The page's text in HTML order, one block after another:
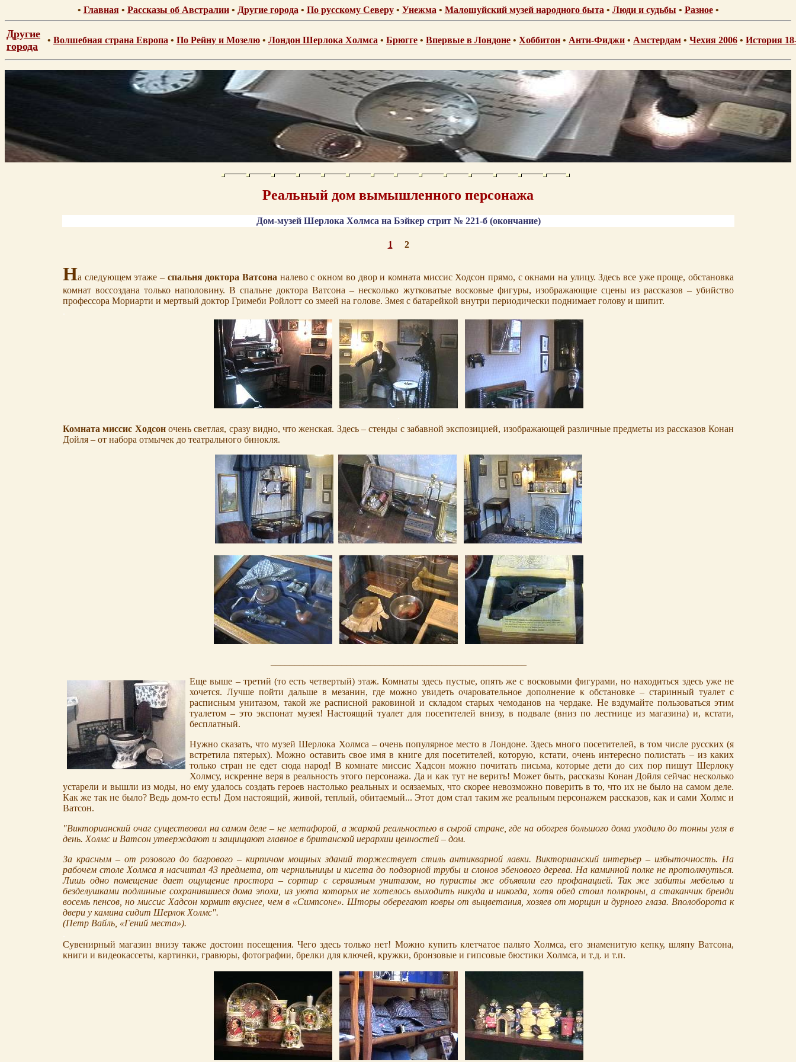
• Главная• Рассказы об Австралии• Другие города • По русскому Северу• Унежма • Малошуйский музей народного быта • Люди и судьбы • Разное•
Другие
города
• Волшебная страна Европа • По Рейну и Мозелю • Лондон Шерлока Холмса • Брюгге • Впервые в Лондоне • Хоббитон • Анти-Фиджи • Амстердам • Чехия 2006 • История
Реальный дом вымышленного персонажа
Дом-музей Шерлока Холмса на Бэйкер стрит № 221-б (окончание)
1 2
На следующем этаже – спальня доктора Ватсона налево с окном во двор и комната миссис Ходсон прямо, с окнами на улицу. Здесь все уже проще, обстановка
комнат воссоздана только наполовину. В спальне доктора Ватсона – несколько жутковатые восковые фигуры, изображающие сцены из рассказов – убийство
профессора Мориарти и мертвый доктор Гримеби Ройлотт со змеей на голове. Змея с батарейкой внутри периодически поднимает голову и шипит.
Комната миссис Ходсоночень светлая, сразу видно, что женская. Здесь – стенды с забавной экспозицией, изображающей различные предметы из рассказов Конан
Дойля – от набора отмычек до театрального бинокля.
Еще выше – третий (то есть четвертый) этаж. Комнаты здесь пустые, опять же с восковыми фигурами, но находиться здесь уже не
хочется. Лучше пойти дальше в мезанин, где можно увидеть очаровательное дополнение к обстановке – старинный туалет с
расписным унитазом, такой же расписной раковиной и складом старых чемоданов на чердаке. Не вздумайте пользоваться этим
туалетом – это экспонат музея! Настоящий туалет для посетителей внизу, в подвале (вниз по лестнице из магазина) и, кстати,
бесплатный.
Нужно сказать, что музей Шерлока Холмса – очень популярное место в Лондоне. Здесь много посетителей, в том числе русских (я
встретила пятерых). Можно оставить свое имя в книге для посетителей, которую, кстати, очень интересно полистать – из каких
только стран не едет сюда народ! В комнате миссис Хадсон можно почитать письма, которые дети до сих пор пишут Шерлоку
Холмсу, искренне веря в реальность этого персонажа. Да и как тут не верить! Может быть, рассказы Конан Дойля сейчас несколько
устарели и вышли из моды, но ему удалось создать героев настолько реальных и осязаемых, что скорее невозможно поверить в то, что их не было на самом деле.
Как же так не было? Ведь дом-то есть! Дом настоящий, живой, теплый, обитаемый... Этот дом стал таким же реальным персонажем рассказов, как и сами Холмс и
Ватсон.
"Викторианский очаг существовал на самом деле – не метафорой, а жаркой реальностью в сырой стране, где на обогрев большого дома уходило до тонны угля в
день. Холмс и Ватсон утверждают и защищают главное в британской иерархии ценностей – дом.
За красным – от розового до багрового – кирпичом мощных зданий торжествует стиль антикварной лавки. Викторианский интерьер – избыточность. На
рабочем столе Холмса я насчитал 43 предмета, от чернильницы и кисета до подзорной трубы и слонов эбенового дерева. На каминной полке не протолкнуться.
Лишь одно помещение дает ощущение простора – сортир с сервизным унитазом, но пуристы же объявили его профанацией. Так же забиты мебелью и
безделушками подлинные сохранившиеся дома эпохи, из уюта которых не хотелось выходить никуда и никогда, хотя обед стоил полкроны, а стаканчик бренди
восемь пенсов, но миссис Хадсон кормит вкуснее, чем в «Симпсоне». Шторы оберегают ковры от выцветания, хозяев от морщин и дурного глаза. Вполоборота к
двери у камина сидит Шерлок Холмс".
(Петр Вайль, «Гений места»).
Сувенирный магазин внизу также достоин посещения. Чего здесь только нет! Можно купить клетчатое пальто Холмса, его знаменитую кепку, шляпу Ватсона,
книги и видеокассеты, картинки, гравюры, фотографии, брелки для ключей, кружки, бронзовые и гипсовые бюстики Холмса, и т.д. и т.п.